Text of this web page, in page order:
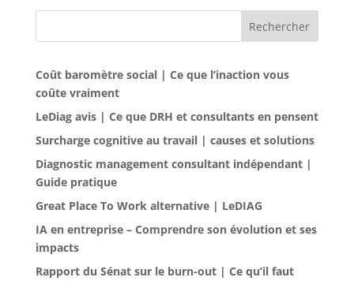
Rechercher
Coût baromètre social | Ce que l’inaction vous
coûte vraiment
LeDiag avis | Ce que DRH et consultants en pensent
Surcharge cognitive au travail | causes et solutions
Diagnostic management consultant indépendant |
Guide pratique
Great Place To Work alternative | LeDIAG
IA en entreprise – Comprendre son évolution et ses
impacts
Rapport du Sénat sur le burn-out | Ce qu’il faut